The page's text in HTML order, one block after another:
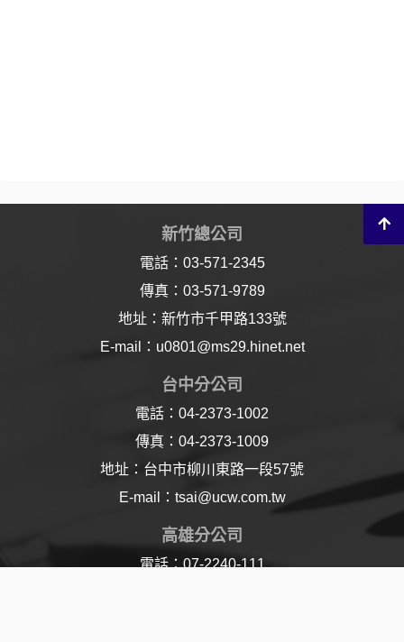
新竹總公司
電話：03-571-2345
傳真：03-571-9789
地址：新竹市千甲路133號
E-mail：u0801@ms29.hinet.net
台中分公司
電話：04-2373-1002
傳真：04-2373-1009
地址：台中市柳川東路一段57號
E-mail：tsai@ucw.com.tw
高雄分公司
電話：07-2240-111